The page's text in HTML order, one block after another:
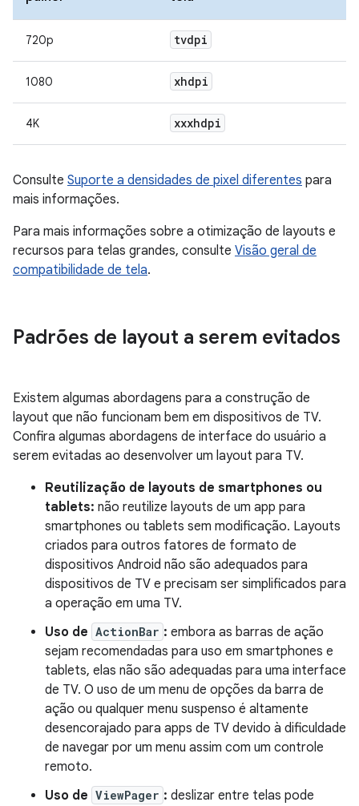
720p tvdpi
1080 xhdpi
4K xxxhdpi
Consulte Suporte a densidades de pixel diferentes para
mais informações.
Para mais informações sobre a otimização de layouts e
recursos para telas grandes, consulte Visão geral de
compatibilidade de tela.
Padrões de layout a serem evitados
Existem algumas abordagens para a construção de
layout que não funcionam bem em dispositivos de TV.
Confira algumas abordagens de interface do usuário a
serem evitadas ao desenvolver um layout para TV.
Reutilização de layouts de smartphones ou
tablets: não reutilize layouts de um app para
smartphones ou tablets sem modificação. Layouts
criados para outros fatores de formato de
dispositivos Android não são adequados para
dispositivos de TV e precisam ser simplificados para
a operação em uma TV.
Uso de ActionBar : embora as barras de ação
sejam recomendadas para uso em smartphones e
tablets, elas não são adequadas para uma interface
de TV. O uso de um menu de opções da barra de
ação ou qualquer menu suspenso é altamente
desencorajado para apps de TV devido à dificuldade
de navegar por um menu assim com um controle
remoto.
Uso de ViewPager : deslizar entre telas pode